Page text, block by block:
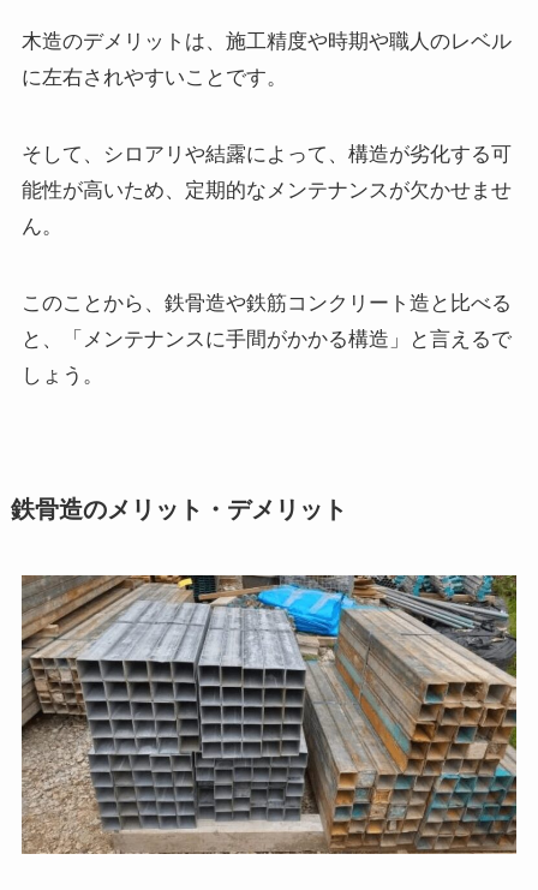
木造のデメリットは、施工精度や時期や職人のレベル
に左右されやすいことです。
そして、シロアリや結露によって、構造が劣化する可
能性が高いため、定期的なメンテナンスが欠かせませ
ん。
このことから、鉄骨造や鉄筋コンクリート造と比べる
と、「メンテナンスに手間がかかる構造」と言えるで
しょう。
鉄骨造のメリット・デメリット